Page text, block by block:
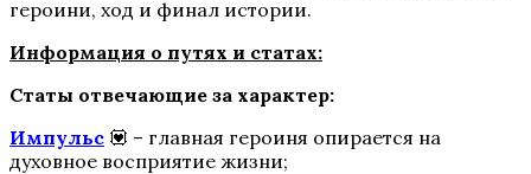
Пришествие Номер Три
героини, ход и финал истории.
Информация о путях и статах:
Статы отвечающие за характер:
Импульс 💟 – главная героиня опирается на
духовное восприятие жизни;